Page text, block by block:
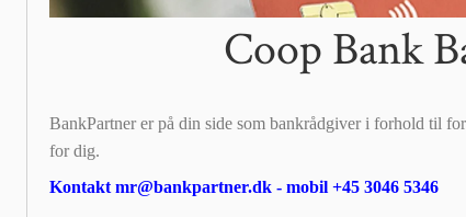
Coop Bank
BankPartner er på din side som bankrådgiver i forhold til
for dig.
Kontakt mr@bankpartner.dk - mobil +45 3046 5346